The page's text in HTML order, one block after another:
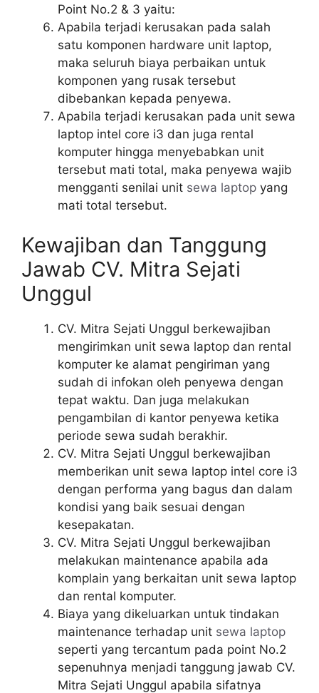
Point No.2 & 3 yaitu:
Apabila terjadi kerusakan pada salah
satu komponen hardware unit laptop,
maka seluruh biaya perbaikan untuk
komponen yang rusak tersebut
dibebankan kepada penyewa.
Apabila terjadi kerusakan pada unit sewa
laptop intel core i3 dan juga rental
komputer hingga menyebabkan unit
tersebut mati total, maka penyewa wajib
mengganti senilai unit sewa laptop yang
mati total tersebut.
Kewajiban dan Tanggung
Jawab CV. Mitra Sejati
Unggul
CV. Mitra Sejati Unggul berkewajiban
mengirimkan unit sewa laptop dan rental
komputer ke alamat pengiriman yang
sudah di infokan oleh penyewa dengan
tepat waktu. Dan juga melakukan
pengambilan di kantor penyewa ketika
periode sewa sudah berakhir.
CV. Mitra Sejati Unggul berkewajiban
memberikan unit sewa laptop intel core i3
dengan performa yang bagus dan dalam
kondisi yang baik sesuai dengan
kesepakatan.
CV. Mitra Sejati Unggul berkewajiban
melakukan maintenance apabila ada
komplain yang berkaitan unit sewa laptop
dan rental komputer.
Biaya yang dikeluarkan untuk tindakan
maintenance terhadap unit sewa laptop
seperti yang tercantum pada point No.2
sepenuhnya menjadi tanggung jawab CV.
Mitra Sejati Unggul apabila sifatnya